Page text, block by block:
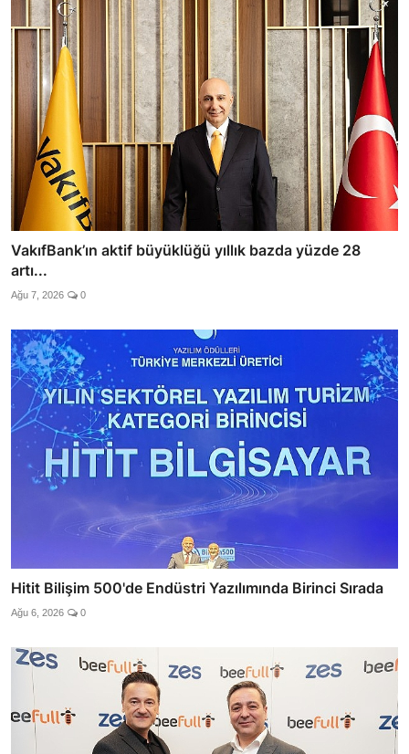
VakıfBank’ın aktif büyüklüğü yıllık bazda yüzde 28
artı...
Ağu 7, 2026 0
Hitit Bilişim 500'de Endüstri Yazılımında Birinci Sırada
Ağu 6, 2026 0